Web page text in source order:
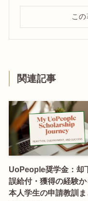
こ
関連記事
UoPeople奨学金：却
誤給付・獲得の経験か
本人学生の申請教訓